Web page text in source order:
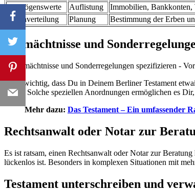
Vermögenswerte
Auflistung
Immobilien, Bankkonten,
Erbenverteilung
Planung Bestimmung der Erben
Vermächtnisse und
Es ist wichtig, dass Du in Deinem Berliner Testament
sollen. Solche speziellen Anordnungen ermöglichen es
Mehr dazu: Das Testament – Ein umfassender
Rechtsanwalt oder Notar zur
Es ist ratsam, einen Rechtsanwalt oder Notar zur
lückenlos ist. Besonders in komplexen Situationen mit
Testament unterschreiben und